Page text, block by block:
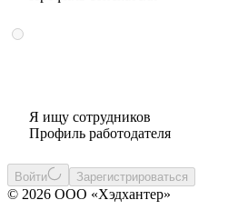
Я ищу сотрудников
Профиль работодателя
Войти Зарегистрироваться
© 2026 ООО «Хэдхантер»